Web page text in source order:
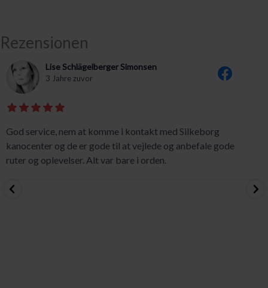
Rezensionen
Lise Schlägelberger Simonsen
3 Jahre zuvor
God service, nem at komme i kontakt med Silkeborg
kanocenter og de er gode til at vejlede og anbefale gode
ruter og oplevelser. Alt var bare i orden.